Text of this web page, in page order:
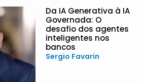
Da IA Generativa à IA
Governada: O
desafio dos agentes
inteligentes nos
bancos
Sergio Favarin